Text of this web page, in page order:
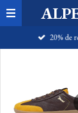
Passer
au
20% de